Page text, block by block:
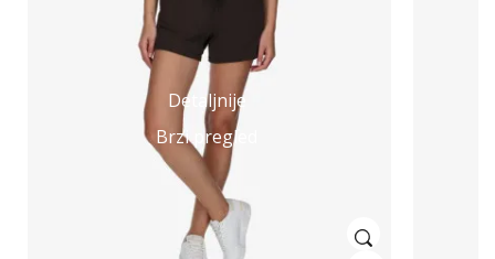
Detaljnije
Brzi pregled